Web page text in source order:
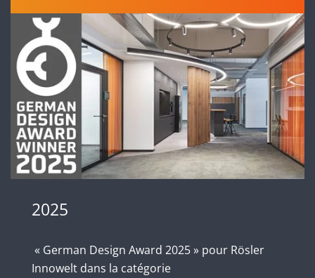
2025
« German Design Award 2025 » pour Rösler
Innowelt dans la catégorie